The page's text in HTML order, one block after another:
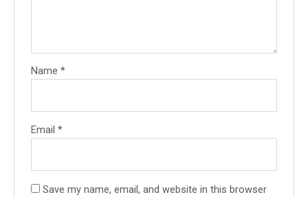
Name*
Email*
Save my name, email, and website in this browser